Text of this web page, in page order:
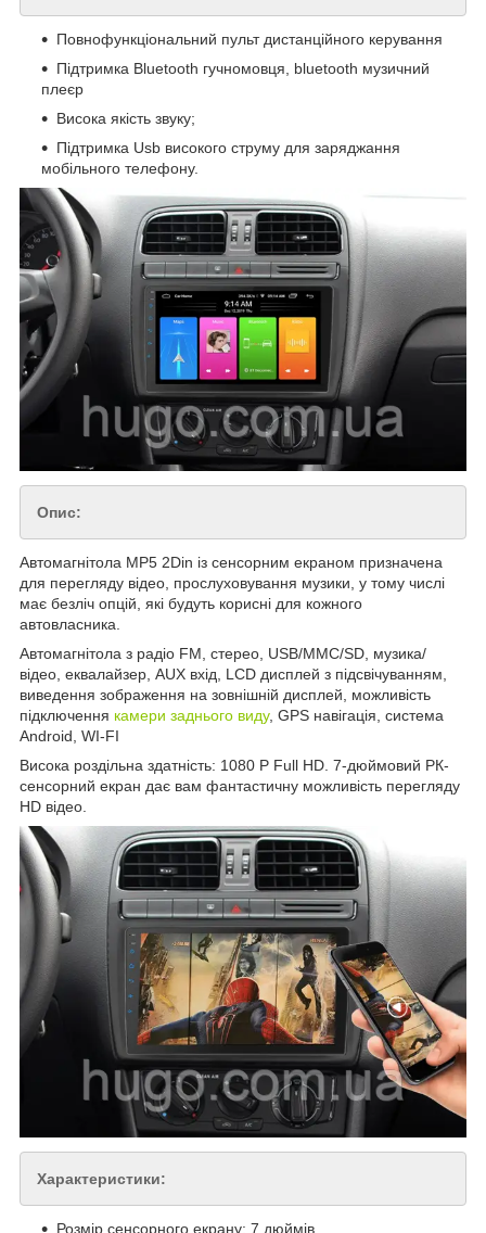
Повнофункціональний пульт дистанційного керування
Підтримка Bluetooth гучномовця, bluetooth музичний
плеєр
Висока якість звуку;
Підтримка Usb високого струму для заряджання
мобільного телефону.
Опис:
Автомагнітола MP5 2Din із сенсорним екраном призначена
для перегляду відео, прослуховування музики, у тому числі
має безліч опцій, які будуть корисні для кожного
автовласника.
Автомагнітола з радіо FM, стерео, USB/MMC/SD, музика/
відео, еквалайзер, AUX вхід, LCD дисплей з підсвічуванням,
виведення зображення на зовнішній дисплей, можливість
підключення камери заднього виду, GPS навігація, система
Android, WI-FI
Висока роздільна здатність: 1080 P Full HD. 7-дюймовий РК-
сенсорний екран дає вам фантастичну можливість перегляду
HD відео.
Характеристики:
Розмір сенсорного екрану: 7 дюймів